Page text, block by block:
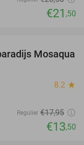
€21 ,50
25%
Mosaqua
8.2 star
Regulier €17,95
€13,50